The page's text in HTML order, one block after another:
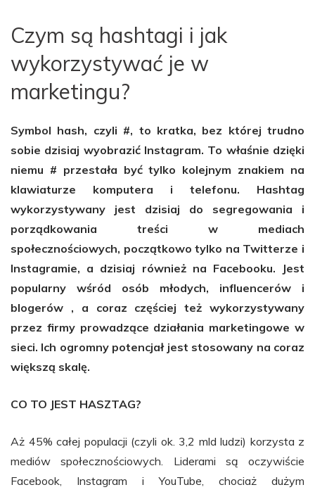
Czym są hashtagi i jak
wykorzystywać je w
marketingu?
Symbol hash, czyli #, to kratka, bez której trudno
sobie dzisiaj wyobrazić Instagram. To właśnie dzięki
niemu # przestała być tylko kolejnym znakiem na
klawiaturze komputera i telefonu. Hashtag
wykorzystywany jest dzisiaj do segregowania i
porządkowania treści w mediach
społecznościowych, początkowo tylko na Twitterze i
Instagramie, a dzisiaj również na Facebooku. Jest
popularny wśród osób młodych, influencerów i
blogerów , a coraz częściej też wykorzystywany
przez firmy prowadzące działania marketingowe w
sieci. Ich ogromny potencjał jest stosowany na coraz
większą skalę.
CO TO JEST HASZTAG?
Aż 45% całej populacji (czyli ok. 3,2 mld ludzi) korzysta z
mediów społecznościowych. Liderami są oczywiście
Facebook, Instagram i YouTube, chociaż dużym